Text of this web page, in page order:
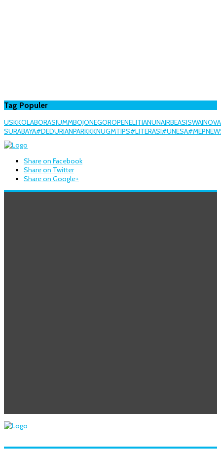
Tag Populer
USKKOLABORASIUMMBOJONEGOROPENELITIANUNAIRBEASISWA
SURABAYA#DEDURIANPARKKKNUGMTIPS#LITERASI#UNESA
Share on Facebook
Share on Twitter
Share on Google+